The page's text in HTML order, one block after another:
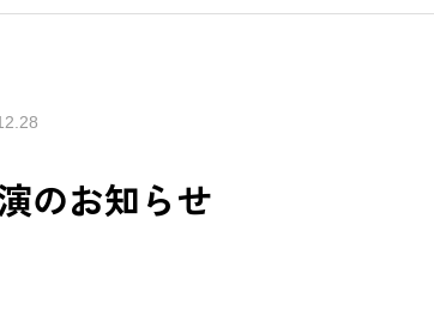
のお知らせ